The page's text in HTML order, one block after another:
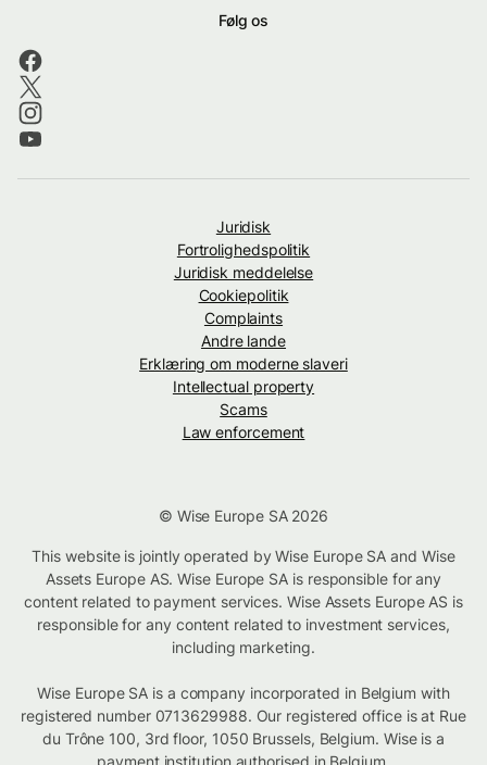
Følg os
Juridisk
Fortrolighedspolitik
Juridisk meddelelse
Cookiepolitik
Complaints
Andre lande
Erklæring om moderne slaveri
Intellectual property
Scams
Law enforcement
© Wise Europe SA 2026
This website is jointly operated by Wise Europe SA and Wise
Assets Europe AS. Wise Europe SA is responsible for any
content related to payment services. Wise Assets Europe AS is
responsible for any content related to investment services,
including marketing.
Wise Europe SA is a company incorporated in Belgium with
registered number 0713629988. Our registered office is at Rue
du Trône 100, 3rd floor, 1050 Brussels, Belgium. Wise is a
payment institution authorised in Belgium.